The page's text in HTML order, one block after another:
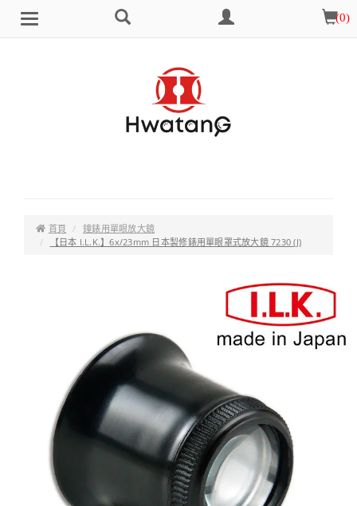
選
搜
會
員
中
購
物
車
(0)
首頁
鐘錶用單眼放大鏡
【日本 I.L.K.】6x/23mm 日本製修錶用單眼罩式放大鏡 7230 (J)